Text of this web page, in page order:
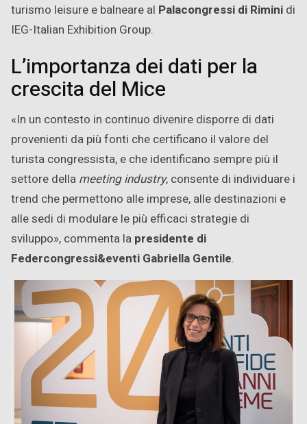
turismo leisure e balneare al Palacongressi di Rimini di
IEG-Italian Exhibition Group.
L’importanza dei dati per la
crescita del Mice
«In un contesto in continuo divenire disporre di dati
provenienti da più fonti che certificano il valore del
turista congressista, e che identificano sempre più il
settore della meeting industry, consente di individuare i
trend che permettono alle imprese, alle destinazioni e
alle sedi di modulare le più efficaci strategie di
sviluppo», commenta la presidente di
Federcongressi&eventi Gabriella Gentile.